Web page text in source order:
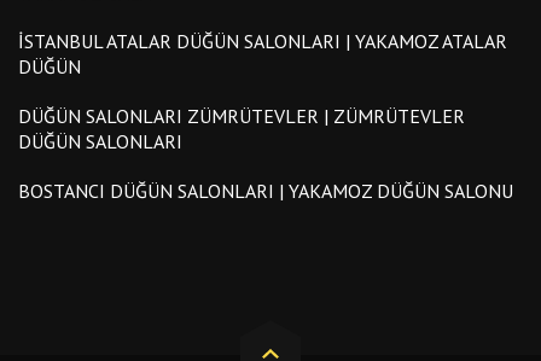
İSTANBUL ATALAR DÜĞÜN SALONLARI | YAKAMOZ ATALAR
DÜĞÜN
DÜĞÜN SALONLARI ZÜMRÜTEVLER | ZÜMRÜTEVLER
DÜĞÜN SALONLARI
BOSTANCI DÜĞÜN SALONLARI | YAKAMOZ DÜĞÜN SALONU